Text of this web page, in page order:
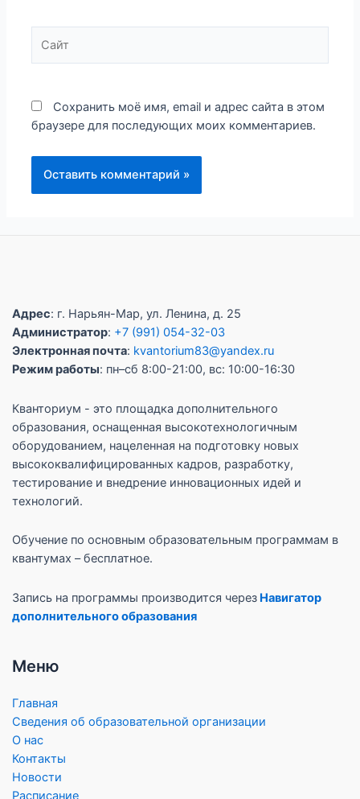
Сохранить моё имя, email и адрес сайта в этом
браузере для последующих моих комментариев.
Адрес: г. Нарьян-Мар, ул. Ленина, д. 25
Администратор: +7 (991) 054-32-03
Электронная почта: kvantorium83@yandex.ru
Режим работы: пн–сб 8:00-21:00, вс: 10:00-16:30
Кванториум - это площадка дополнительного
образования, оснащенная высокотехнологичным
оборудованием, нацеленная на подготовку новых
высококвалифицированных кадров, разработку,
тестирование и внедрение инновационных идей и
технологий.
Обучение по основным образовательным программам в
квантумах – бесплатное.
Запись на программы производится через Навигатор
дополнительного образования
Меню
Главная
Сведения об образовательной организации
О нас
Контакты
Новости